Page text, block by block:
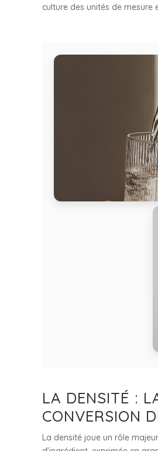
culture des unités de mesure
LA DENSITÉ :
CONVERSION
La densité joue un rôle